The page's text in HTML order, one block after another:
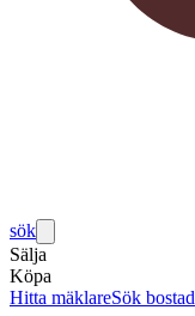
sök
Sälja
Köpa
Hitta mäklareSök bostad